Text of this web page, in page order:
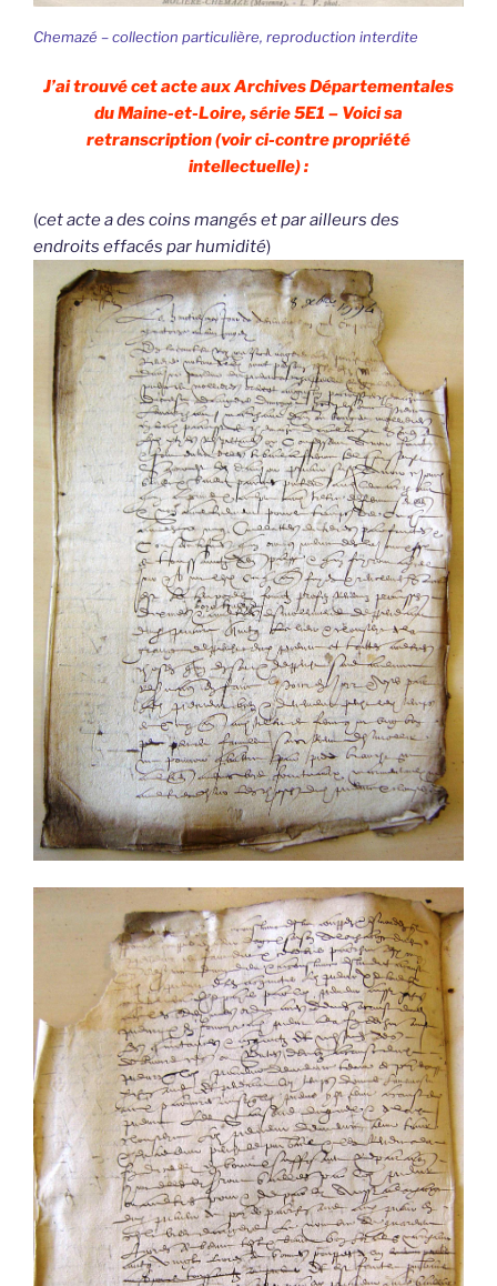
Chemazé – collection particulière, reproduction interdite
J’ai trouvé cet acte aux Archives Départementales
du Maine-et-Loire, série 5E1 – Voici sa
retranscription (voir ci-contre propriété
intellectuelle) :
(cet acte a des coins mangés et par ailleurs des
endroits effacés par humidité)